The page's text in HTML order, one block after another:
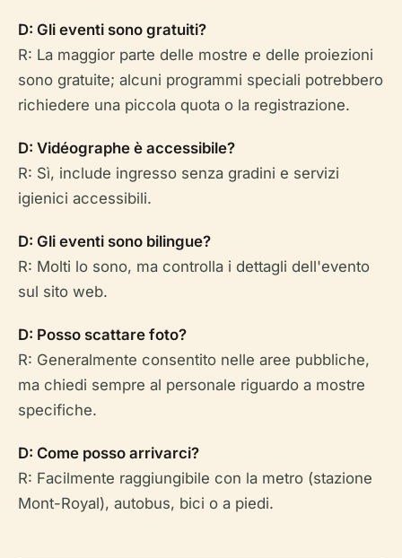
D: Gli eventi sono gratuiti?
R: La maggior parte delle mostre e delle proiezioni
sono gratuite; alcuni programmi speciali potrebbero
richiedere una piccola quota o la registrazione.
D: Vidéographe è accessibile?
R: Sì, include ingresso senza gradini e servizi
igienici accessibili.
D: Gli eventi sono bilingue?
R: Molti lo sono, ma controlla i dettagli dell'evento
sul sito web.
D: Posso scattare foto?
R: Generalmente consentito nelle aree pubbliche,
ma chiedi sempre al personale riguardo a mostre
specifiche.
D: Come posso arrivarci?
R: Facilmente raggiungibile con la metro (stazione
Mont-Royal), autobus, bici o a piedi.